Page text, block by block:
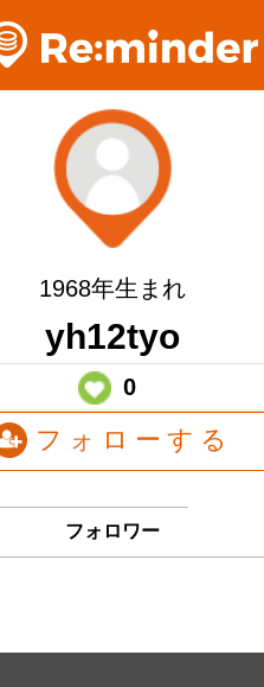
1968年生まれ
yh12tyo
0
フォローする
フォロワー